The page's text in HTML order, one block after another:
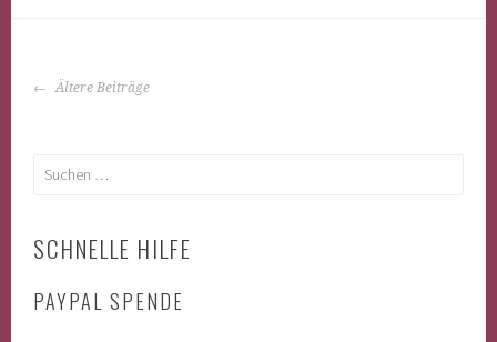
BEITRAGS-
Ältere Beiträge
Suchen
SCHNELLE HILFE
PAYPAL SPENDE